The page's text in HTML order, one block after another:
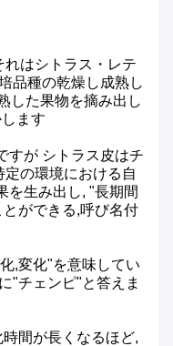
はシトラス・レテ
品種の乾燥し成熟し
した果物を摘み出し
ます
すが シトラス皮はチ
の環境における自
を生み出し, "長期間
ができる,呼び名付
,変化"を意味してい
"チェンピ"と答えま
間が長くなるほど,